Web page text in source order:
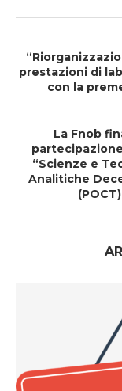
prestazioni di
con la
La Fnob
“Scienze e
Analitiche